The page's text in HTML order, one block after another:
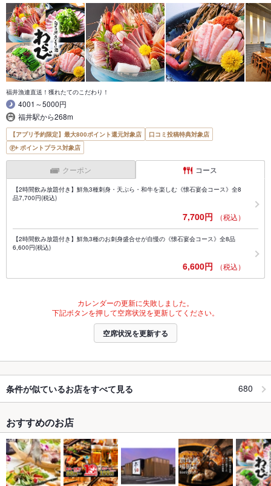
福井漁連直送！獲れたてのこだわり！
4001～5000円
福井駅から268m
【アプリ予約限定】最大800ポイント還元対象店
口コミ投稿特典対象店
ポイントプラス対象店
クーポン コース
【2時間飲み放題付き】鮮魚3種刺身・天ぷら・和牛を楽しむ《懐石宴会コース》全8
品7,700円(税込)
7,700円 （税込）
【2時間飲み放題付き】鮮魚3種のお刺身盛合せが自慢の《懐石宴会コース》全8品
6,600円(税込)
6,600円 （税込）
カレンダーの更新に失敗しました。
下記ボタンを押して空席状況を更新してください。
空席状況を更新する
条件が似ているお店をすべて見る 680
おすすめのお店